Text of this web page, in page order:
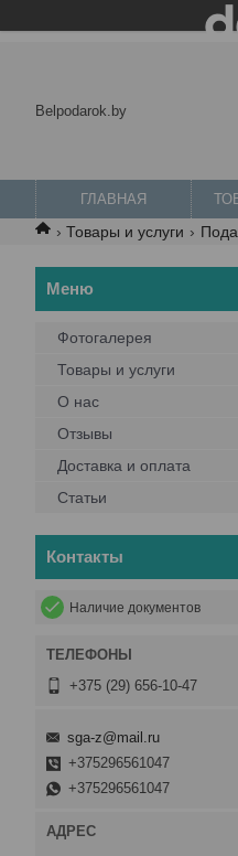
Belpodarok.by
ГЛАВНАЯ
Товары и услуги
Фотогалерея
Товары и услуги
О нас
Отзывы
Доставка и оплата
Статьи
Контакты
Наличие документов
+375 (29) 656-10-47
sga-z@mail.ru
+375296561047
+375296561047